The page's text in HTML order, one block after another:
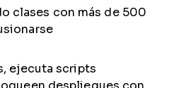
clases con más de 500
ejecuta scripts
despliegues con